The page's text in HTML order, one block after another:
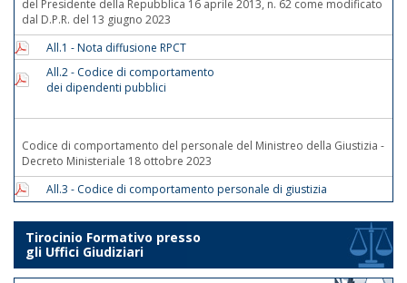
del Presidente della Repubblica 16 aprile 2013, n. 62 come modificato
dal D.P.R. del 13 giugno 2023
All.1 - Nota diffusione RPCT
All.2 - Codice di comportamento
dei dipendenti pubblici
Codice di comportamento del personale del Ministreo della Giustizia -
Decreto Ministeriale 18 ottobre 2023
All.3 - Codice di comportamento personale di giustizia
Tirocinio Formativo presso
gli Uffici Giudiziari